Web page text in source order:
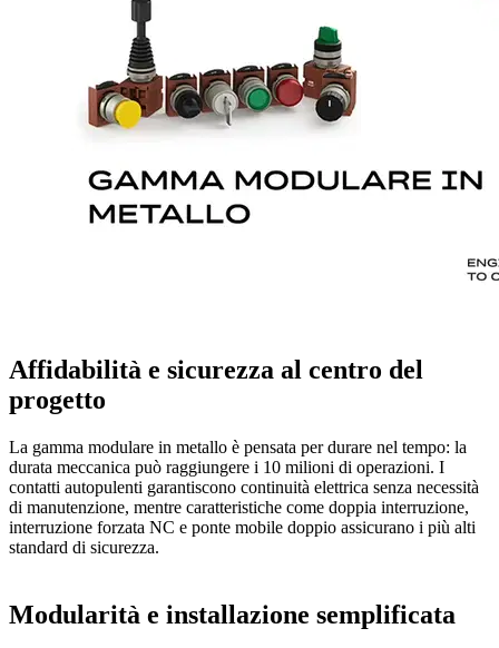
Affidabilità e sicurezza al centro del
progetto
La gamma modulare in metallo è pensata per durare nel tempo: la
durata meccanica può raggiungere i 10 milioni di operazioni. I
contatti autopulenti garantiscono continuità elettrica senza necessità
di manutenzione, mentre caratteristiche come doppia interruzione,
interruzione forzata NC e ponte mobile doppio assicurano i più alti
standard di sicurezza.
Modularità e installazione semplificata